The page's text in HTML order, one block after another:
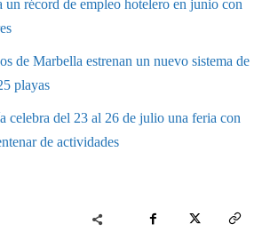
un récord de empleo hotelero en junio con
de Marbella estrenan un nuevo sistema de
playas
celebra del 23 al 26 de julio una feria con
de actividades